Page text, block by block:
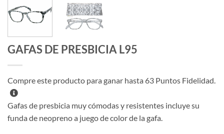
GAFAS DE PRESBICIA L95
Compre este producto para ganar hasta 63 Puntos Fidelidad.
Gafas de presbicia muy cómodas y resistentes incluye su
funda de neopreno a juego de color de la gafa.